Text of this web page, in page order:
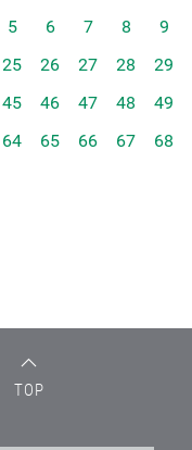
5 6 7 8 9
25 26 27 28 29
45 46 47 48 49
64 65 66 67 68
TOP